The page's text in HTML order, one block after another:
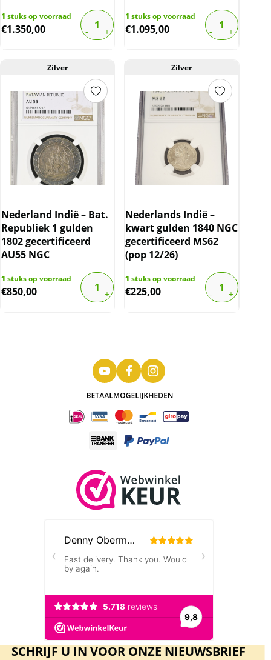
1 stuks op voorraad
€1.350,00
1 stuks op voorraad
€1.095,00
Zilver
Nederland Indië – Bat.
Republiek 1 gulden
1802 gecertificeerd
AU55 NGC
1 stuks op voorraad
€850,00
Zilver
Nederlands Indië –
kwart gulden 1840 NGC
gecertificeerd MS62
(pop 12/26)
1 stuks op voorraad
€225,00
SCHRIJF U IN VOOR ONZE NIEUWSBRIEF